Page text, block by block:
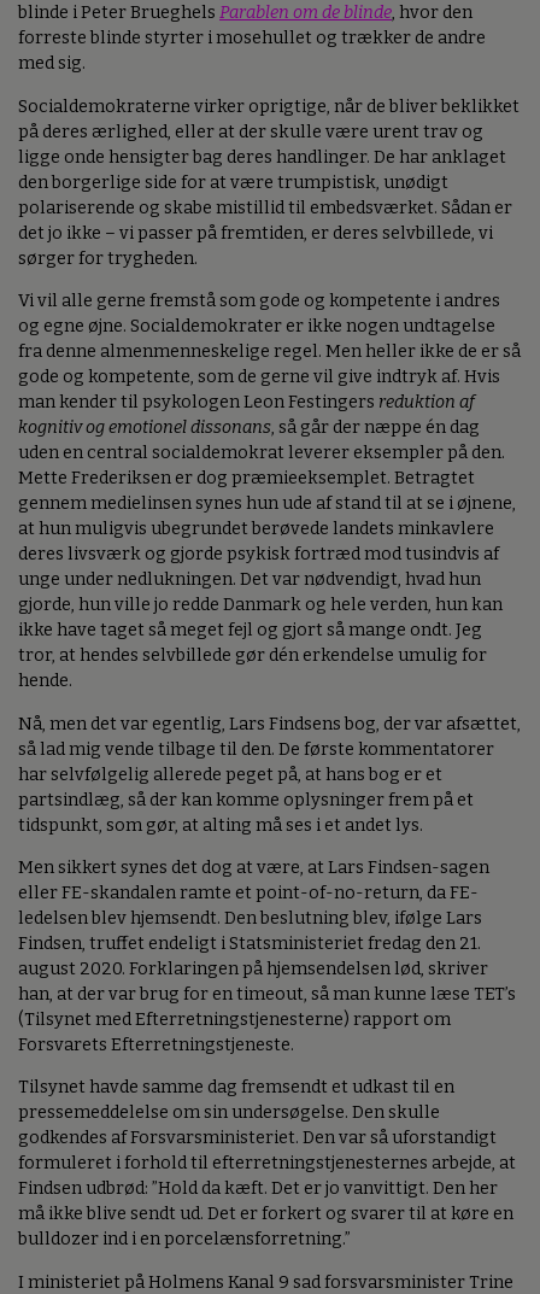
blinde i Peter Brueghels Parablen om de blinde, hvor den
forreste blinde styrter i mosehullet og trækker de andre
med sig.
Socialdemokraterne virker oprigtige, når de bliver beklikket
på deres ærlighed, eller at der skulle være urent trav og
ligge onde hensigter bag deres handlinger. De har anklaget
den borgerlige side for at være trumpistisk, unødigt
polariserende og skabe mistillid til embedsværket. Sådan er
det jo ikke – vi passer på fremtiden, er deres selvbillede, vi
sørger for trygheden.
Vi vil alle gerne fremstå som gode og kompetente i andres
og egne øjne. Socialdemokrater er ikke nogen undtagelse
fra denne almenmenneskelige regel. Men heller ikke de er så
gode og kompetente, som de gerne vil give indtryk af. Hvis
man kender til psykologen Leon Festingers reduktion af
kognitiv og emotionel dissonans, så går der næppe én dag
uden en central socialdemokrat leverer eksempler på den.
Mette Frederiksen er dog præmieeksemplet. Betragtet
gennem medielinsen synes hun ude af stand til at se i øjnene,
at hun muligvis ubegrundet berøvede landets minkavlere
deres livsværk og gjorde psykisk fortræd mod tusindvis af
unge under nedlukningen. Det var nødvendigt, hvad hun
gjorde, hun ville jo redde Danmark og hele verden, hun kan
ikke have taget så meget fejl og gjort så mange ondt. Jeg
tror, at hendes selvbillede gør dén erkendelse umulig for
hende.
Nå, men det var egentlig, Lars Findsens bog, der var afsættet,
så lad mig vende tilbage til den. De første kommentatorer
har selvfølgelig allerede peget på, at hans bog er et
partsindlæg, så der kan komme oplysninger frem på et
tidspunkt, som gør, at alting må ses i et andet lys.
Men sikkert synes det dog at være, at Lars Findsen-sagen
eller FE-skandalen ramte et point-of-no-return, da FE-
ledelsen blev hjemsendt. Den beslutning blev, ifølge Lars
Findsen, truffet endeligt i Statsministeriet fredag den 21.
august 2020. Forklaringen på hjemsendelsen lød, skriver
han, at der var brug for en timeout, så man kunne læse TET’s
(Tilsynet med Efterretningstjenesterne) rapport om
Forsvarets Efterretningstjeneste.
Tilsynet havde samme dag fremsendt et udkast til en
pressemeddelelse om sin undersøgelse. Den skulle
godkendes af Forsvarsministeriet. Den var så uforstandigt
formuleret i forhold til efterretningstjenesternes arbejde, at
Findsen udbrød: ”Hold da kæft. Det er jo vanvittigt. Den her
må ikke blive sendt ud. Det er forkert og svarer til at køre en
bulldozer ind i en porcelænsforretning.”
I ministeriet på Holmens Kanal 9 sad forsvarsminister Trine